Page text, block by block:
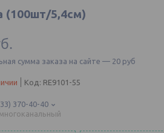
(100шт/5,4см)
сумма заказа на сайте — 20 руб
Код: RE9101-55
370-40-40